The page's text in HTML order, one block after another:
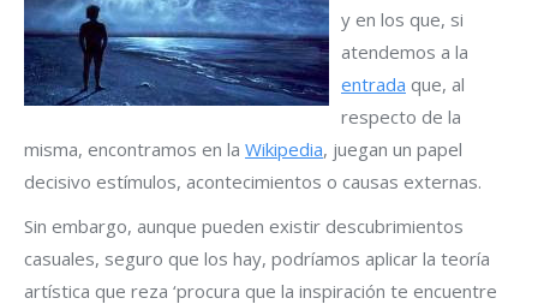
y en los que, si
atendemos a la
entrada que, al
respecto de la
misma, encontramos en la Wikipedia, juegan un papel
decisivo estímulos, acontecimientos o causas externas.
Sin embargo, aunque pueden existir descubrimientos
casuales, seguro que los hay, podríamos aplicar la teoría
artística que reza ‘procura que la inspiración te encuentre